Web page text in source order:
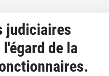
judiciaires
de la